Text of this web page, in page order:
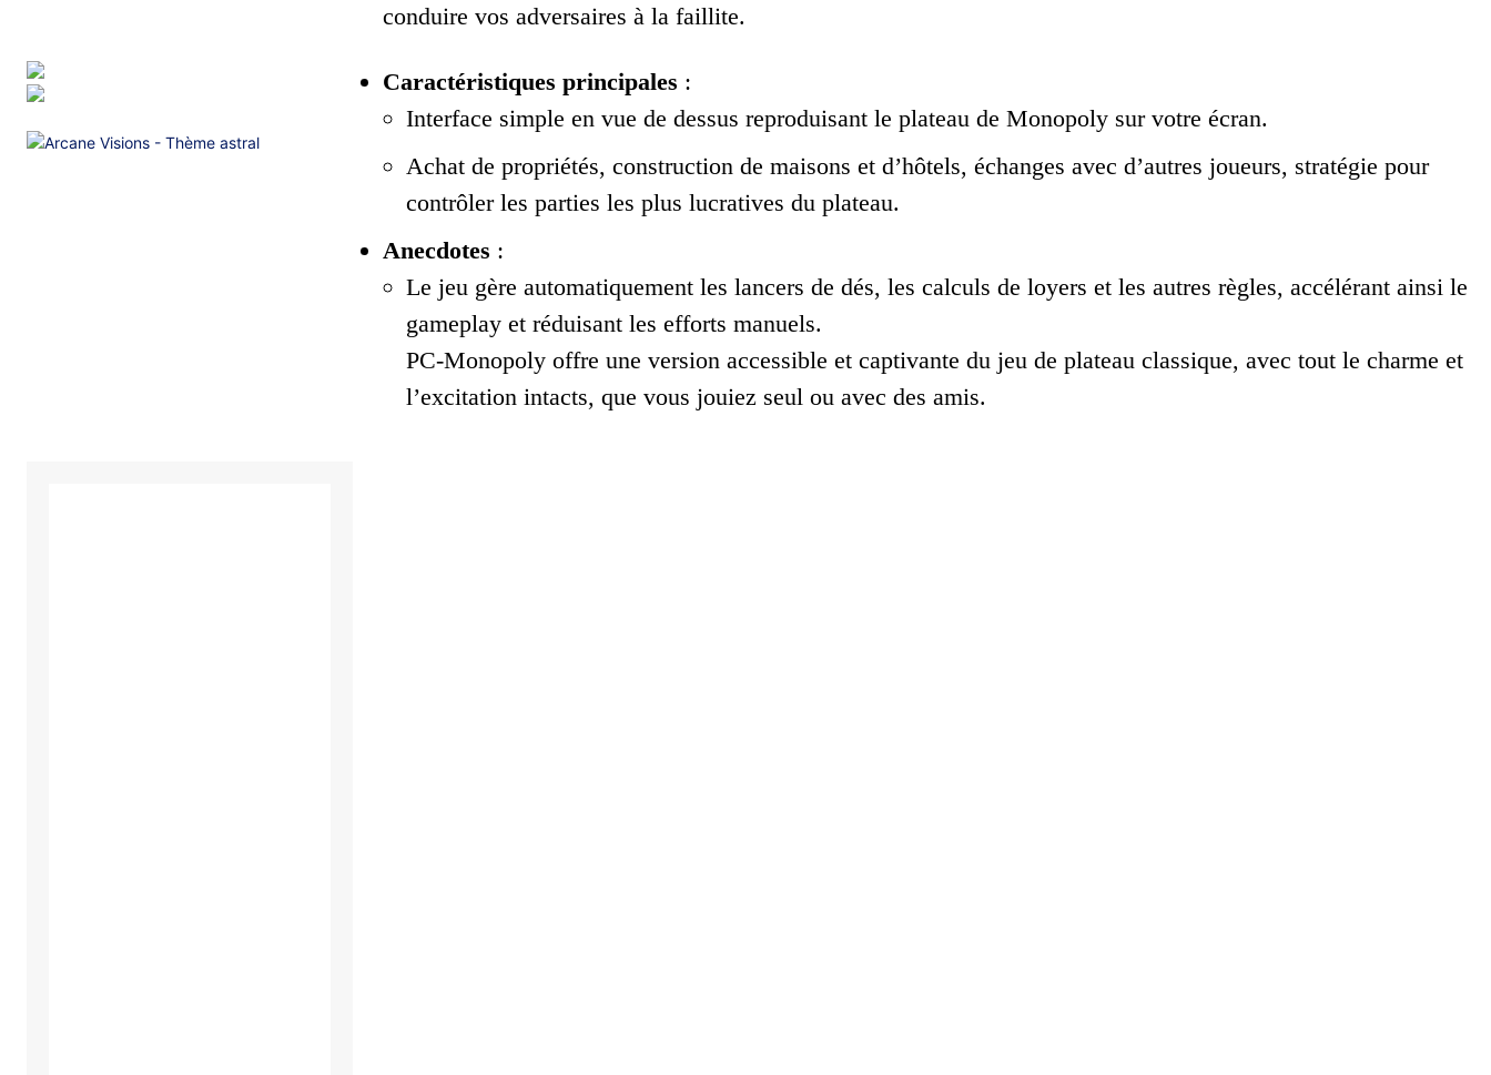
conduire vos adversaires à la faillite.
Caractéristiques principales :
Interface simple en vue de dessus reproduisant le plateau de Monopoly sur votre écran.
Achat de propriétés, construction de maisons et d’hôtels, échanges avec d’autres joueurs, stratégie pour
contrôler les parties les plus lucratives du plateau.
Anecdotes :
Le jeu gère automatiquement les lancers de dés, les calculs de loyers et les autres règles, accélérant ainsi le
gameplay et réduisant les efforts manuels.
PC-Monopoly offre une version accessible et captivante du jeu de plateau classique, avec tout le charme et
l’excitation intacts, que vous jouiez seul ou avec des amis.